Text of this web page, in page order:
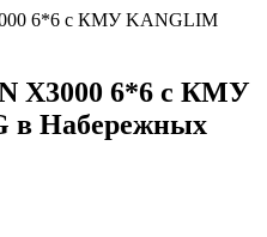
6*6 с КМУ KANGLIM
X3000 6*6 с КМУ
в Набережных